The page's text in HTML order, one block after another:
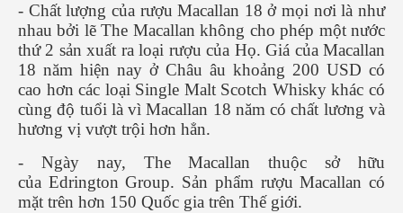
- Chất lượng của rượu Macallan 18 ở mọi nơi là như
nhau bởi lẽ The Macallan không cho phép một nước
thứ 2 sản xuất ra loại rượu của Họ. Giá của Macallan
18 năm hiện nay ở Châu âu khoảng 200 USD có
cao hơn các loại Single Malt Scotch Whisky khác có
cùng độ tuổi là vì Macallan 18 năm có chất lương và
hương vị vượt trội hơn hẳn.
- Ngày nay, The Macallan thuộc sở hữu
của Edrington Group. Sản phẩm rượu Macallan có
mặt trên hơn 150 Quốc gia trên Thế giới.